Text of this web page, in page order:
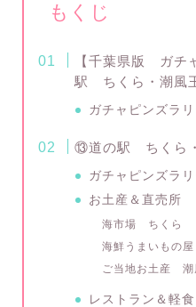
もくじ
【千葉県版 ガチ
駅 ちくら・潮風
ガチャピンズラ
⑬道の駅 ちくら
ガチャピンズラ
お土産＆直売所
海市場 ちくら
海鮮うまいもの
ご当地お土産 潮
レストラン＆軽食